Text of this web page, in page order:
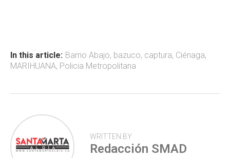
ok p
p
tir
In this article: Barrio Abajo, bazuco, captura, Ciénaga,
MARIHUANA, Policia Metropolitana
WRITTEN BY
Redacción SMAD